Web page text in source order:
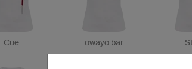
Cue owayo bar